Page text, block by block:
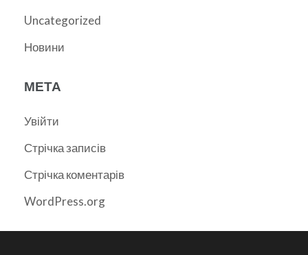
Uncategorized
Новини
МЕТА
Увійти
Стрічка записів
Стрічка коментарів
WordPress.org